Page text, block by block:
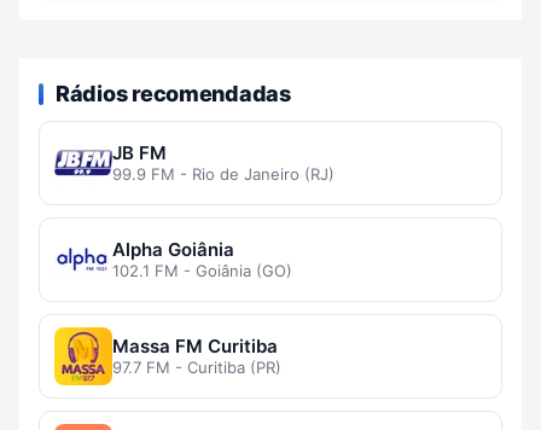
Rádios recomendadas
JB FM
99.9 FM - Rio de Janeiro (RJ)
Alpha Goiânia
102.1 FM - Goiânia (GO)
Massa FM Curitiba
97.7 FM - Curitiba (PR)